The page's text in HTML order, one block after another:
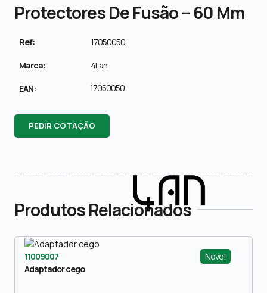
Protectores De Fusão – 60 Mm
Ref: 17050050
Marca: 4Lan
EAN: 17050050
PEDIR COTAÇÃO
Produtos Relacionados
Novo!
11009007
Adaptador cego